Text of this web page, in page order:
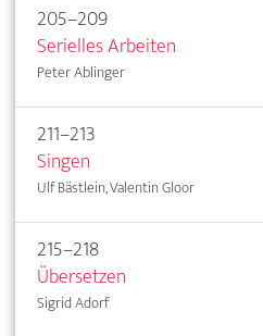
205–209
Serielles Arbeiten
Peter Ablinger
211–213
Singen
Ulf Bästlein, Valentin Gloor
215–218
Übersetzen
Sigrid Adorf